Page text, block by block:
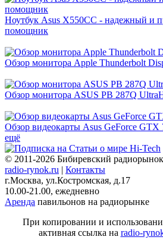
Ноутбук Asus X550CC - надежный и
помощник
Обзор монитора Apple Thunderbolt
Обзор монитора ASUS PB 287Q
Обзор видеокарты Asus GeForce
ещё
© 2011-2026 Бибиревский радиорынок
radio-rynok.ru | Контакты
г.Москва, ул.Костромская, д.17
10.00-21.00, ежедневно
Аренда павильонов на радиорынке
При копировании и
активная ссылка на radio-